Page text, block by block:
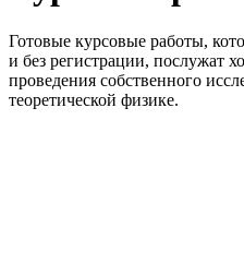
Готовые курсовые работы,
и без регистрации, послужат
проведения собственного
теоретической физике.